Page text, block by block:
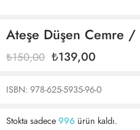
Ateşe Düşen Cemre /
₺150,00 ₺139,00
ISBN: 978-625-5935-96-0
Stokta sadece996 ürün kaldı.